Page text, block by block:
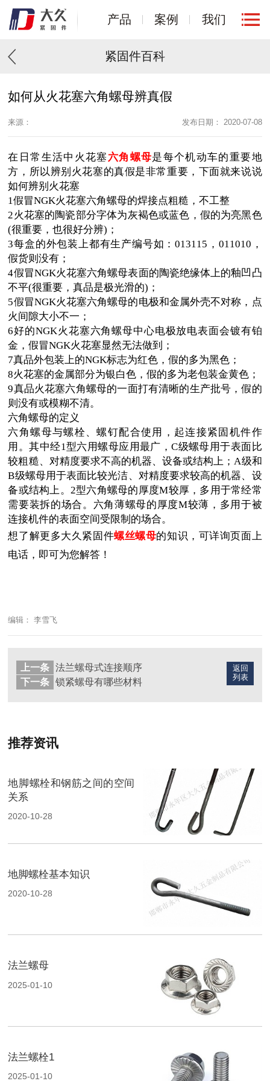
产品 案例 我们
紧固件百科
如何从火花塞六角螺母辨真假
来源： 发布日期： 2020-07-08
在日常生活中火花塞 六角螺母是每个机动车的重要地
方，所以辨别火花塞的真假是非常重要，下面就来说说
如何辨别火花塞
1假冒NGK火花塞六角螺母的焊接点粗糙，不工整
2火花塞的陶瓷部分字体为灰褐色或蓝色，假的为亮黑色
(很重要，也很好分辨)；
3每盒的外包装上都有生产编号如：013115，011010，
假货则没有；
4假冒NGK火花塞六角螺母表面的陶瓷绝缘体上的釉凹凸
不平(很重要，真品是极光滑的)；
5假冒NGK火花塞六角螺母的电极和金属外壳不对称，点
火间隙大小不一；
6好的NGK火花塞六角螺母中心电极放电表面会镀有铂
金，假冒NGK火花塞显然无法做到；
7真品外包装上的NGK标志为红色，假的多为黑色；
8火花塞的金属部分为银白色，假的多为老包装金黄色；
9真品火花塞六角螺母的一面打有清晰的生产批号，假的
则没有或模糊不清。
六角螺母的定义
六角螺母与螺栓、螺钉配合使用，起连接紧固机件作
用。其中经1型六用螺母应用最广，C级螺母用于表面比
较粗糙、对精度要求不高的机器、设备或结构上；A级和
B级螺母用于表面比较光洁、对精度要求较高的机器、设
备或结构上。2型六角螺母的厚度M较厚，多用于常经常
需要装拆的场合。六角薄螺母的厚度M较薄，多用于被
连接机件的表面空间受限制的场合。
想了解更多大久紧固件螺丝螺母的知识，可详询页面上
电话，即可为您解答！
编辑： 李雪飞
返回
列表
上一条
法兰螺母式连接顺序
下一条
锁紧螺母有哪些材料
推荐资讯
地脚螺栓和钢筋之间的空间
关系
2020-10-28
地脚螺栓基本知识
2020-10-28
法兰螺母
2025-01-10
法兰螺栓1
2025-01-10